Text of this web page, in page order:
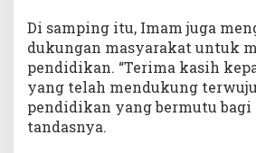
Di samping itu, Imam juga
dukungan masyarakat untuk
pendidikan. “Terima kasih
yang telah mendukung
pendidikan yang bermutu bagi
tandasnya.